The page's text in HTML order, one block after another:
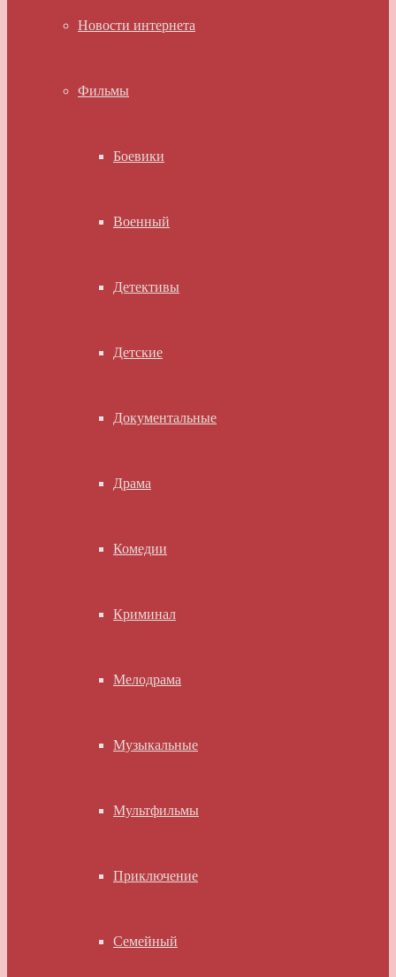
Новости интернета
Фильмы
Боевики
Военный
Детективы
Детские
Документальные
Драма
Комедии
Криминал
Мелодрама
Музыкальные
Мультфильмы
Приключение
Семейный